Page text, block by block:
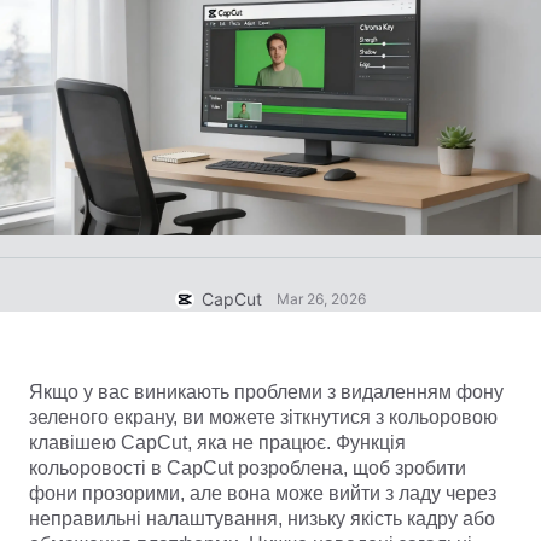
Автоматичні субтитри
Шаблони субтитрів
Розпізнавання мовлення
Зменшення шуму
Зображення
Стиль життя й влоги
Власний дизайн
Більше
Посібники з інструкціями
Популярний вибір
Тренди й поради щодо шаблонів
Більше
Шаблони для галузей
Шаблони спогадів
Центр довіри
Центр довідки
Новини
Про Умови використання CapCut
Dreamina Seedance 2.0 Launch
Відкрити CapCut
CapCut Mar 26, 2026
Якщо у вас виникають проблеми з видаленням фону
зеленого екрану, ви можете зіткнутися з кольоровою
клавішею CapCut, яка не працює. Функція
кольоровості в CapCut розроблена, щоб зробити
фони прозорими, але вона може вийти з ладу через
неправильні налаштування, низьку якість кадру або